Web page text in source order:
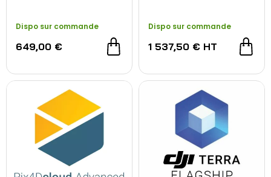
Dispo sur commande
649,00 €
Dispo sur commande
1 537,50 € HT